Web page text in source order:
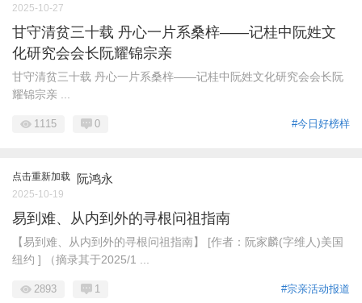
2025-10-27
甘守清贫三十载 丹心一片系桑梓——记桂中阮姓文
化研究会会长阮耀锦宗亲
甘守清贫三十载 丹心一片系桑梓——记桂中阮姓文化研究会会长阮
耀锦宗亲 ...
#今日好榜样
1115 0
点击重新加载 阮鸿永
2025-10-19
易到难、从内到外的寻根问祖指南
【易到难、从内到外的寻根问祖指南】 [作者：阮家麟(字维人)美国
纽约 ] （摘录其于2025/1 ...
#宗亲活动报道
2893 1